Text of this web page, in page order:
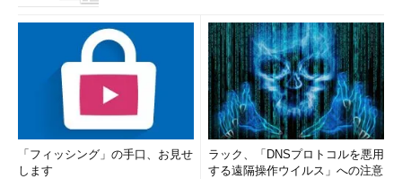
「フィッシング」の手口、お見せ
します
ラック、「DNSプロトコルを悪用
する遠隔操作ウイルス」への注意